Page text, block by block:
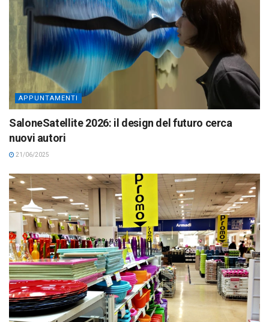
APPUNTAMENTI
SaloneSatellite 2026: il design del futuro cerca
nuovi autori
21/06/2025